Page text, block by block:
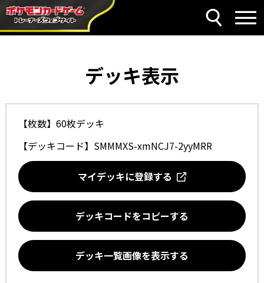
デッキ表示
【枚数】60枚デッキ
【デッキコード】 SMMMXS-xmNCJ7-2yyMRR
マイデッキに登録する
デッキコードをコピーする
デッキ一覧画像を表示する